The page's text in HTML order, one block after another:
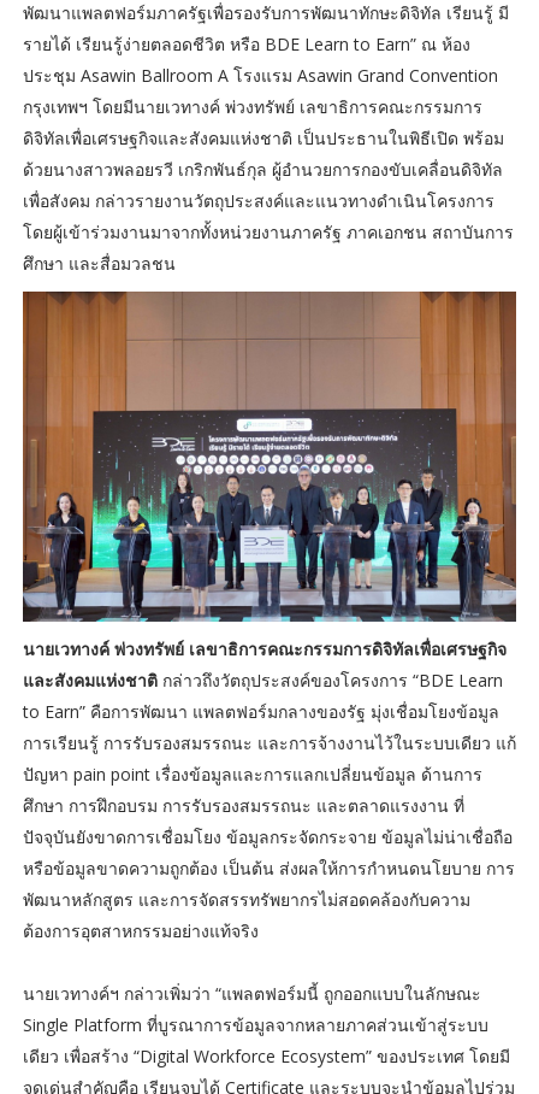
พัฒนาแพลตฟอร์มภาครัฐเพื่อรองรับการพัฒนาทักษะดิจิทัล เรียนรู้ มี
รายได้ เรียนรู้ง่ายตลอดชีวิต หรือ BDE Learn to Earn” ณ ห้อง
ประชุม Asawin Ballroom A โรงแรม Asawin Grand Convention
กรุงเทพฯ โดยมีนายเวทางค์ พ่วงทรัพย์ เลขาธิการคณะกรรมการ
ดิจิทัลเพื่อเศรษฐกิจและสังคมแห่งชาติ เป็นประธานในพิธีเปิด พร้อม
ด้วยนางสาวพลอยรวี เกริกพันธ์กุล ผู้อำนวยการกองขับเคลื่อนดิจิทัล
เพื่อสังคม กล่าวรายงานวัตถุประสงค์และแนวทางดำเนินโครงการ
โดยผู้เข้าร่วมงานมาจากทั้งหน่วยงานภาครัฐ ภาคเอกชน สถาบันการ
ศึกษา และสื่อมวลชน
นายเวทางค์ พ่วงทรัพย์ เลขาธิการคณะกรรมการดิจิทัลเพื่อเศรษฐกิจ
และสังคมแห่งชาติกล่าวถึงวัตถุประสงค์ของโครงการ “BDE Learn
to Earn” คือการพัฒนา แพลตฟอร์มกลางของรัฐ มุ่งเชื่อมโยงข้อมูล
การเรียนรู้ การรับรองสมรรถนะ และการจ้างงานไว้ในระบบเดียว แก้
ปัญหา pain point เรื่องข้อมูลและการแลกเปลี่ยนข้อมูล ด้านการ
ศึกษา การฝึกอบรม การรับรองสมรรถนะ และตลาดแรงงาน ที่
ปัจจุบันยังขาดการเชื่อมโยง ข้อมูลกระจัดกระจาย ข้อมูลไม่น่าเชื่อถือ
หรือข้อมูลขาดความถูกต้อง เป็นต้น ส่งผลให้การกำหนดนโยบาย การ
พัฒนาหลักสูตร และการจัดสรรทรัพยากรไม่สอดคล้องกับความ
ต้องการอุตสาหกรรมอย่างแท้จริง
นายเวทางค์ฯ กล่าวเพิ่มว่า “แพลตฟอร์มนี้ ถูกออกแบบในลักษณะ
Single Platform ที่บูรณาการข้อมูลจากหลายภาคส่วนเข้าสู่ระบบ
เดียว เพื่อสร้าง “Digital Workforce Ecosystem” ของประเทศ โดยมี
จุดเด่นสำคัญคือ เรียนจบได้ Certificate และระบบจะนำข้อมูลไปร่วม